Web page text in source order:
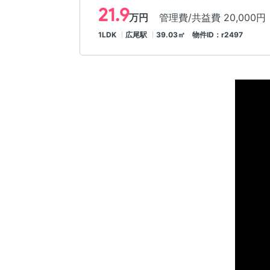
21.9万円 管理費/共益費 20,000円
1LDK 広尾駅 39.03㎡ 物件ID：r2497